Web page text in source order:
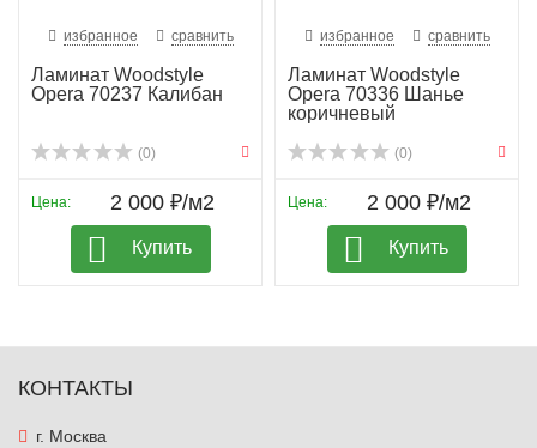
избранное сравнить
Ламинат Woodstyle
Opera 70237 Калибан
(0)
Цена: 2 000 ₽/м2
Купить
избранное сравнить
Ламинат Woodstyle
Opera 70336 Шанье
коричневый
(0)
Цена: 2 000 ₽/м2
Купить
КОНТАКТЫ
г. Москва